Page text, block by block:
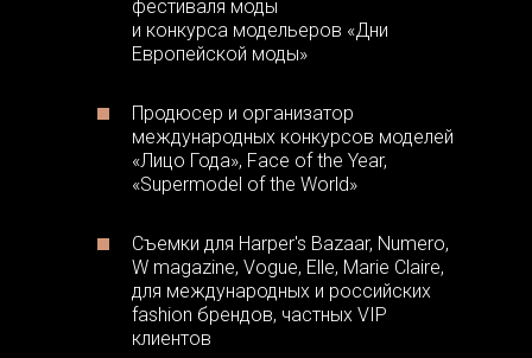
фестиваля моды
и конкурса модельеров «Дни
Европейской моды»
Продюсер и организатор
международных конкурсов моделей
«Лицо Года», Face of the Year,
«Supermodel of the World»
Съемки для Harper's Bazaar, Numero,
W magazine, Vogue, Elle, Marie Claire,
для международных и российских
fashion брендов, частных VIP
клиентов